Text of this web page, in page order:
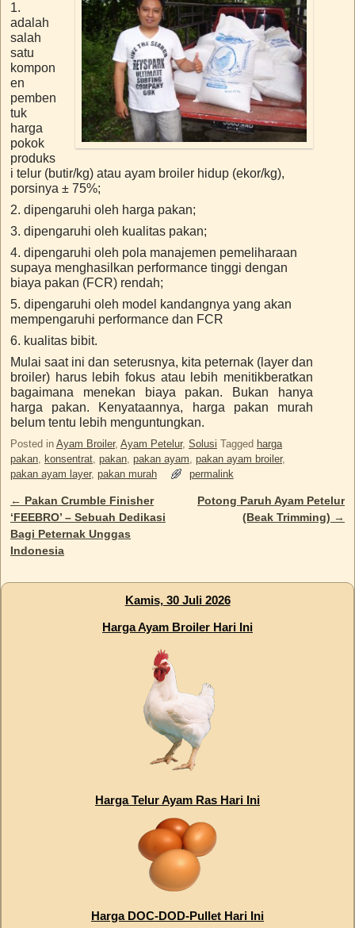
1.
adalah
salah
satu
kompon
en
pemben
tuk
harga
pokok
produks
i telur (butir/kg) atau ayam broiler hidup (ekor/kg),
porsinya ± 75%;
2. dipengaruhi oleh harga pakan;
3. dipengaruhi oleh kualitas pakan;
4. dipengaruhi oleh pola manajemen pemeliharaan
supaya menghasilkan performance tinggi dengan
biaya pakan (FCR) rendah;
5. dipengaruhi oleh model kandangnya yang akan
mempengaruhi performance dan FCR
6. kualitas bibit.
Mulai saat ini dan seterusnya, kita peternak (layer dan
broiler) harus lebih fokus atau lebih menitikberatkan
bagaimana menekan biaya pakan. Bukan hanya
harga pakan. Kenyataannya, harga pakan murah
belum tentu lebih menguntungkan.
Posted in Ayam Broiler, Ayam Petelur, Solusi Tagged harga
pakan, konsentrat, pakan, pakan ayam, pakan ayam broiler,
pakan ayam layer, pakan murah permalink
Post navigation
← Pakan Crumble Finisher
‘FEEBRO’ – Sebuah Dedikasi
Bagi Peternak Unggas
Indonesia
Potong Paruh Ayam Petelur
(Beak Trimming) →
Kamis, 30 Juli 2026
Harga Ayam Broiler Hari Ini
Harga Telur Ayam Ras Hari Ini
Harga DOC-DOD-Pullet Hari Ini